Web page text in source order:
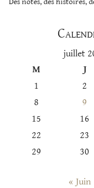
juillet
M J
1
2
8 9
15 16
22 23
29 30
« Juin